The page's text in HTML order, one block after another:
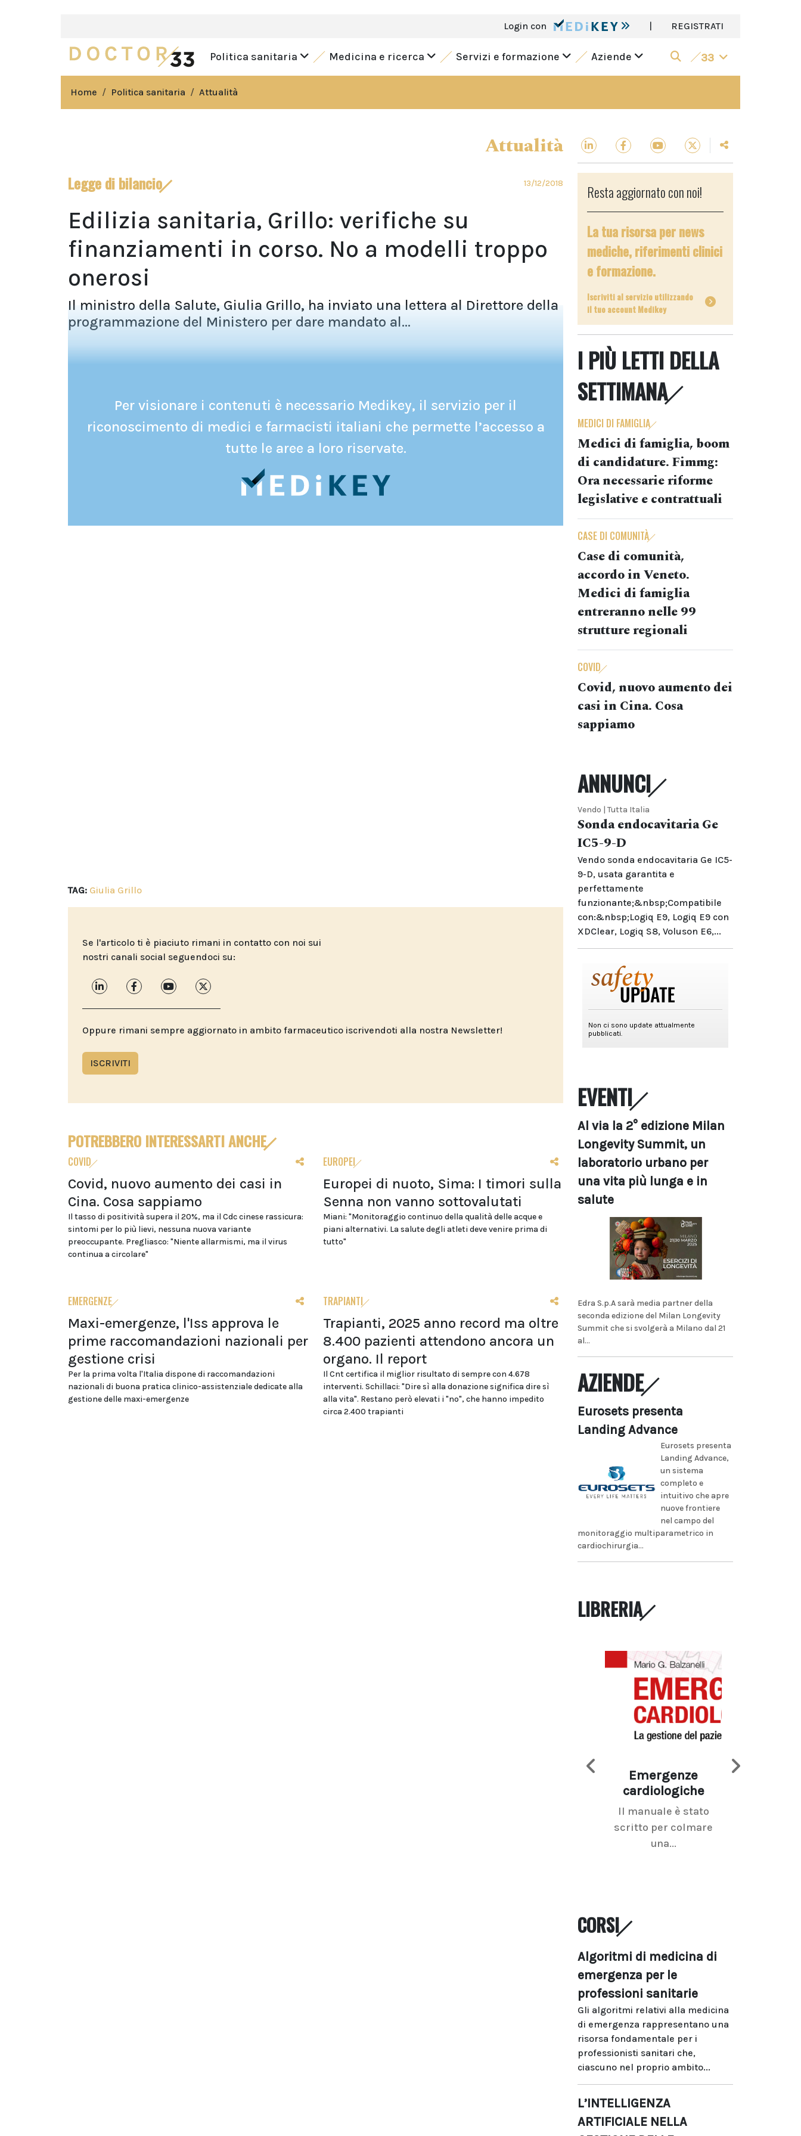
Login con | REGISTRATI
Politica sanitaria Medicina e ricerca Servizi e formazione Aziende 33
Home Politica sanitaria Attualità
Attualità
Legge di bilancio 13/12/2018
Edilizia sanitaria, Grillo: verifiche su
finanziamenti in corso. No a modelli troppo
onerosi
Il ministro della Salute, Giulia Grillo, ha inviato una lettera al Direttore della
programmazione del Ministero per dare mandato al...
Per visionare i contenuti è necessario Medikey, il servizio per il
riconoscimento di medici e farmacisti italiani che permette l’accesso a
tutte le aree a loro riservate.
TAG: Giulia Grillo
Se l'articolo ti è piaciuto rimani in contatto con noi sui
nostri canali social seguendoci su:
Oppure rimani sempre aggiornato in ambito farmaceutico iscrivendoti alla nostra Newsletter!
ISCRIVITI
POTREBBERO INTERESSARTI ANCHE
COVID
Covid, nuovo aumento dei casi in
Cina. Cosa sappiamo
Il tasso di positività supera il 20%, ma il Cdc cinese rassicura:
sintomi per lo più lievi, nessuna nuova variante
preoccupante. Pregliasco: "Niente allarmismi, ma il virus
continua a circolare"
EUROPEI
Europei di nuoto, Sima: I timori sulla
Senna non vanno sottovalutati
Miani: "Monitoraggio continuo della qualità delle acque e
piani alternativi. La salute degli atleti deve venire prima di
tutto"
EMERGENZE
Maxi-emergenze, l'Iss approva le
prime raccomandazioni nazionali per
gestione crisi
Per la prima volta l'Italia dispone di raccomandazioni
nazionali di buona pratica clinico-assistenziale dedicate alla
gestione delle maxi-emergenze
TRAPIANTI
Trapianti, 2025 anno record ma oltre
8.400 pazienti attendono ancora un
organo. Il report
Il Cnt certifica il miglior risultato di sempre con 4.678
interventi. Schillaci: "Dire sì alla donazione significa dire sì
alla vita". Restano però elevati i "no", che hanno impedito
circa 2.400 trapianti
Resta aggiornato con noi!
La tua risorsa per news
mediche, riferimenti clinici
e formazione.
Iscriviti al servizio utilizzando
il tuo account Medikey
I PIÙ LETTI DELLA
SETTIMANA
MEDICI DI FAMIGLIA
Medici di famiglia, boom
di candidature. Fimmg:
Ora necessarie riforme
legislative e contrattuali
CASE DI COMUNITÀ
Case di comunità,
accordo in Veneto.
Medici di famiglia
entreranno nelle 99
strutture regionali
COVID
Covid, nuovo aumento dei
casi in Cina. Cosa
sappiamo
ANNUNCI
Vendo | Tutta Italia
Sonda endocavitaria Ge
IC5-9-D
Vendo sonda endocavitaria Ge IC5-
9-D, usata garantita e
perfettamente
funzionante;&nbsp;Compatibile
con:&nbsp;Logiq E9, Logiq E9 con
XDClear, Logiq S8, Voluson E6,...
EVENTI
Al via la 2° edizione Milan
Longevity Summit, un
laboratorio urbano per
una vita più lunga e in
salute
Edra S.p.A sarà media partner della
seconda edizione del Milan Longevity
Summit che si svolgerà a Milano dal 21
al...
AZIENDE
Eurosets presenta
Landing Advance
Eurosets presenta
Landing Advance,
un sistema
completo e
intuitivo che apre
nuove frontiere
nel campo del
monitoraggio multiparametrico in
cardiochirurgia...
LIBRERIA
Emergenze
cardiologiche
Il manuale è stato
scritto per colmare
una...
CORSI
Algoritmi di medicina di
emergenza per le
professioni sanitarie
Gli algoritmi relativi alla medicina
di emergenza rappresentano una
risorsa fondamentale per i
professionisti sanitari che,
ciascuno nel proprio ambito...
L’INTELLIGENZA
ARTIFICIALE NELLA